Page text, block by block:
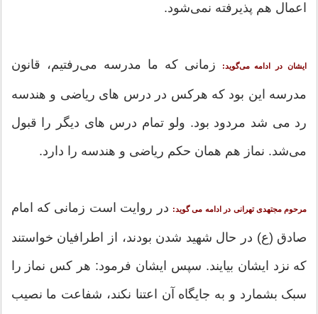
اعمال هم پذیرفته نمی‌شود.
ایشان در ادامه می‌گوید: زمانی که ما مدرسه می‌رفتیم، قانون
مدرسه این بود که هرکس در درس های ریاضی و هندسه
رد می شد مردود بود. ولو تمام درس های دیگر را قبول
می‌شد. نماز هم همان حکم ریاضی و هندسه را دارد.
مرحوم مجتهدی تهرانی در ادامه می گوید: در روایت است زمانی که امام
صادق (ع) در حال شهید شدن بودند، از اطرافیان خواستند
که نزد ایشان بیایند. سپس ایشان فرمود: هر کس نماز را
سبک بشمارد و به جایگاه آن اعتنا نکند، شفاعت ما نصیب